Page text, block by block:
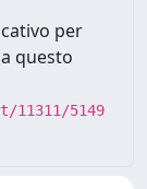
per
questo
5149